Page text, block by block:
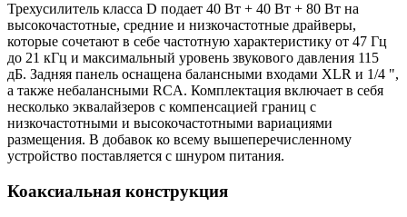
Трехусилитель класса D подает 40 Вт + 40 Вт + 80 Вт на
высокочастотные, средние и низкочастотные драйверы,
которые сочетают в себе частотную характеристику от 47 Гц
до 21 кГц и максимальный уровень звукового давления 115
дБ. Задняя панель оснащена балансными входами XLR и 1/4 ",
а также небалансными RCA. Комплектация включает в себя
несколько эквалайзеров с компенсацией границ с
низкочастотными и высокочастотными вариациями
размещения. В добавок ко всему вышеперечисленному
устройство поставляется с шнуром питания.
Коаксиальная конструкция